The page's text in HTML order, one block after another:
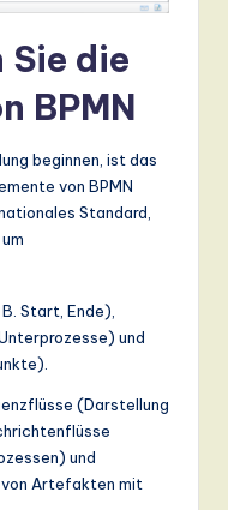
Sie die
BPMN
beginnen, ist das
von BPMN
Standard,
Start, Ende),
und
(Darstellung
und
Artefakten mit